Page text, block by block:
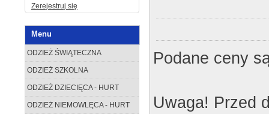
Zerejestruj się
Menu
ODZIEŻ ŚWIĄTECZNA
ODZIEŻ SZKOLNA
ODZIEŻ DZIECIĘCA - HURT
ODZIEŻ NIEMOWLĘCA - HURT
Podane ceny
Uwaga! Przed